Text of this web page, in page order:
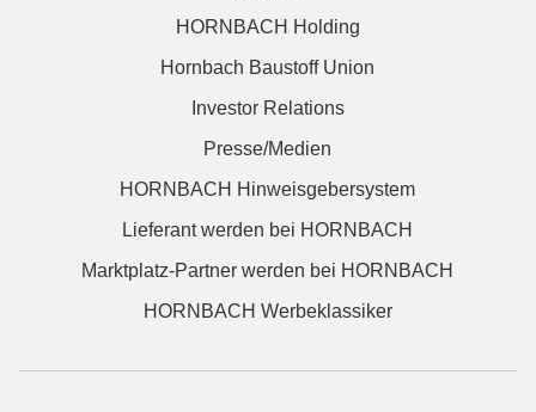
HORNBACH Holding
Hornbach Baustoff Union
Investor Relations
Presse/Medien
HORNBACH Hinweisgebersystem
Lieferant werden bei HORNBACH
Marktplatz-Partner werden bei HORNBACH
HORNBACH Werbeklassiker